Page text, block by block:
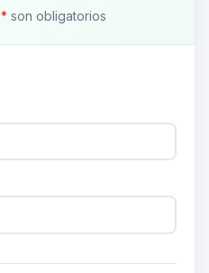
* son obligatorios